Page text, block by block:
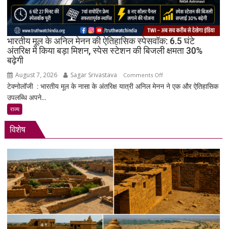
4
Gen
4
के
साथ
रेंज
में
भारतीय मूल के अनिल मेनन की ऐतिहासिक स्पेसवॉक: 6.5 घंटे
अंतरिक्ष में किया बड़ा मिशन, स्पेस स्टेशन की बिजली क्षमता 30%
बढ़ेगी
August 7, 2026 Sagar Srivastava Comments Offon
भारतीय
ऐतिहासिक
स्पेसवॉक:
6.5
घंटे
अंतरिक्ष
में
किया
टेक्नोलॉजी : भारतीय मूल के नासा के अंतरिक्ष यात्री अनिल मेनन ने एक और ऐतिहासिक
उपलब्धि अपने...
राज्य
विशेष